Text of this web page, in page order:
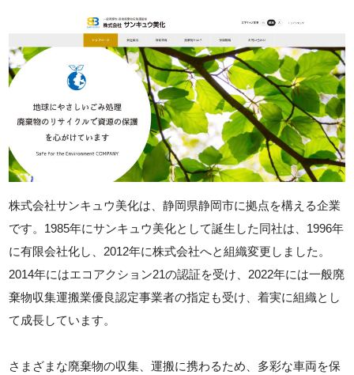
株式会社サンキュウ美化は、静岡県静岡市に拠点を構える企業
です。1985年にサンキュウ美化として誕生した同社は、1996年
に有限会社化し、2012年に株式会社へと組織変更しました。
2014年にはエコアクション21の認証を受け、2022年には一般廃
棄物収集運搬業優良認定事業者の指定も受け、着実に組織とし
て成長しています。
さまざまな廃棄物の収集、運搬に携わるため、多彩な車両を保